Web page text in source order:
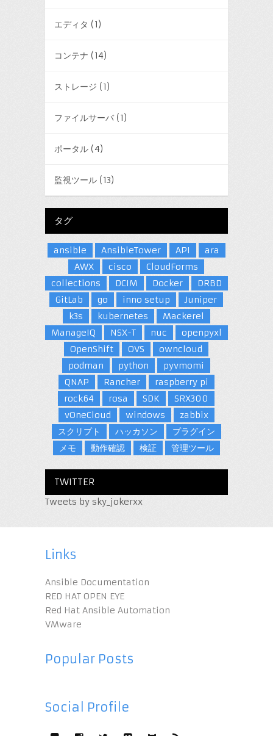
エディタ (1)
コンテナ (14)
ストレージ (1)
ファイルサーバ(1)
ポータル(4)
監視ツール(13)
タグ
ansible AnsibleTower API
ara
AWX
cisco
CloudForms
collections
DCIM Docker
DRBD
GitLab
go inno setup
Juniper
k3s
kubernetes
Mackerel
ManageIQ
NSX-T nuc
openpyxl
OpenShift
OVS
owncloud
podman
python
pyvmomi
QNAP
Rancher
raspberry pi
rock64
rosa SDK
SRX300
vOneCloud
windows
zabbix
スクリプト
ハッカソン
プラグイン
メモ
動作確認 検証 管理ツール
TWITTER
Tweets by sky_jokerxx
Links
Ansible Documentation
RED HAT OPEN EYE
Red Hat Ansible Automation
VMware
Popular Posts
Social Profile